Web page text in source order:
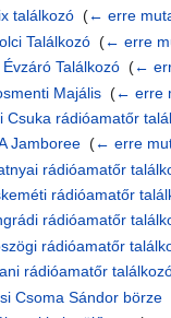
találkozó ‎(← erre
Találkozó ‎(← erre
Találkozó ‎(←
Majális ‎(← erre
Csuka rádióamatőr
Jamboree ‎(← erre
rádióamatőr
rádióamatőr
rádióamatőr
rádióamatőr
rádióamatőr
Csoma Sándor börze